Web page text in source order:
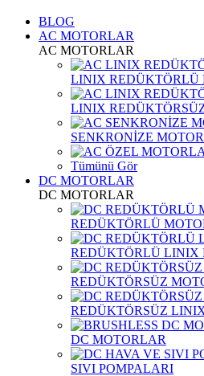
BLOG
AC MOTORLAR
AC MOTORLAR
LINIX REDÜKTÖRLÜ
LINIX
SENKRONİZE
Tümünü Gör
DC MOTORLAR
DC MOTORLAR
REDÜKTÖRLÜ
REDÜKTÖRLÜ LINIX
REDÜKTÖRSÜZ
REDÜKTÖRSÜZ
DC MOTORLAR
SIVI POMPALARI